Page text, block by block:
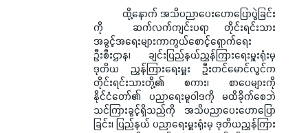
ထို့နောက် အသိပညာပေးဟောပြောပွဲခြင်း
ကို ဆက်လက်ကျင်းပရာ တိုင်းရင်းသား
အခွင့်အရေးများကာကွယ်စောင့်ရှောက်ရေး
ဦးစီးဌာန၊ ချင်းပြည်နယ်ညွှန်ကြားရေးမှူးရုံးမှ
ဒုတိယ ညွှန်ကြားရေးမှူး ဦးတင်မောင်လွင်က
တိုင်းရင်းသားတို့၏ စကား၊ စာပေများကို
နိုင်ငံတော်၏ ပညာရေးမူဝါဒကို မထိခိုက်စေဘဲ
သင်ကြားခွင့်ရှိသည်ကို အသိပညာပေးဟောပြော
ခြင်း၊ ပြည်နယ် ပညာရေးမှူးရုံးမှ ဒုတိယညွှန်ကြား